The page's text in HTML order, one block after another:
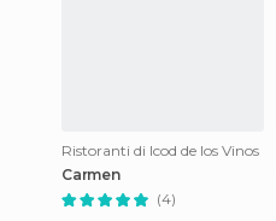
Ristoranti di Icod de los Vinos
Carmen
(4)